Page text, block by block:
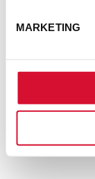
MARKETING